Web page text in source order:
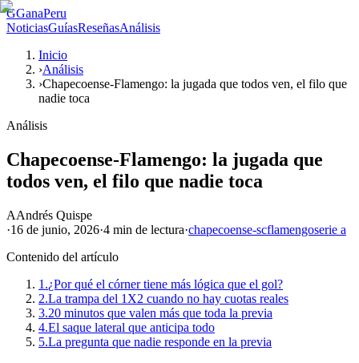
GGanaPeru
NoticiasGuíasReseñasAnálisis
Inicio
›Análisis
›Chapecoense-Flamengo: la jugada que todos ven, el filo que
nadie toca
Análisis
Chapecoense-Flamengo: la jugada que
todos ven, el filo que nadie toca
AAndrés Quispe
·16 de junio, 2026·4 min de lectura·chapecoense-scflamengoserie a
Contenido del artículo
1.¿Por qué el córner tiene más lógica que el gol?
2.La trampa del 1X2 cuando no hay cuotas reales
3.20 minutos que valen más que toda la previa
4.El saque lateral que anticipa todo
5.La pregunta que nadie responde en la previa